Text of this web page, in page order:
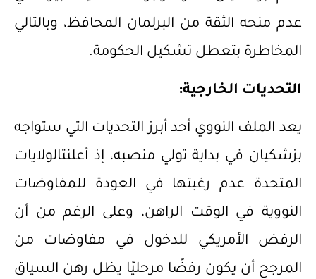
عدم منحه الثقة من البرلمان المحافظ، وبالتالي
المخاطرة بتعطل تشكيل الحكومة.
التحديات الخارجية:
يعد الملف النووي أحد أبرز التحديات التي ستواجه
بزشكيان في بداية تولي منصبه، إذ أعلنتالولايات
المتحدة عدم رغبتها في العودة للمفاوضات
النووية في الوقت الراهن، وعلى الرغم من أن
الرفض الأمريكي للدخول في مفاوضات من
المرجح أن يكون رفضًا مرحليًا يظل رهن السياق